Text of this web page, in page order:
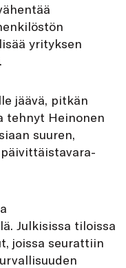
yrityksen
jäävä, pitkän
tehnyt Heinonen
suuren,
Julkisissa tiloissa
joissa seurattiin